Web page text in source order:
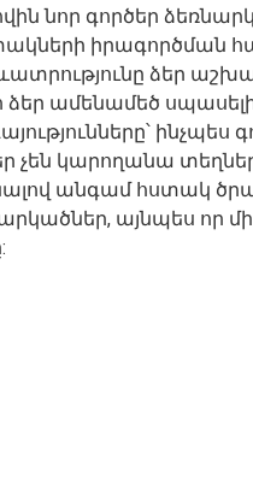
նոր գործեր
իրագործման
ձեր
ձեր ամենամեծ
ինչպես
չեն կարողանա
անգամ հստակ
այնպես որ